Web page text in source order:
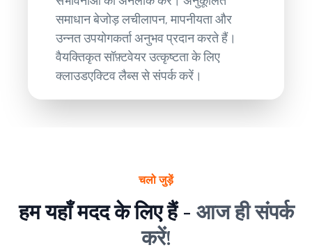
समाधान बेजोड़ लचीलापन, मापनीयता और
उन्नत उपयोगकर्ता अनुभव प्रदान करते हैं।
वैयक्तिकृत सॉफ़्टवेयर उत्कृष्टता के लिए
क्लाउडएक्टिव लैब्स से संपर्क करें।
चलो जुड़ें
हम यहाँ मदद के लिए हैं - आज ही संपर्क
करें!